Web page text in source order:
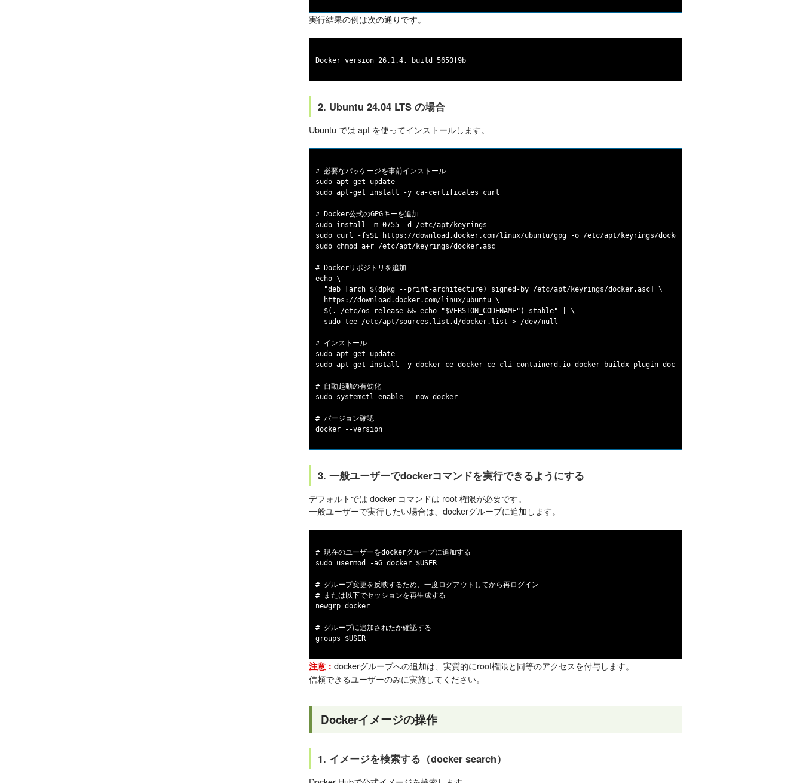
実行結果の例は次の通りです。
2. Ubuntu 24.04 LTS の場合
Ubuntu では apt を使ってインストールします。
# 必要なパッケージを事前インストール
sudo apt-get update
sudo apt-get install -y ca-certificates curl
# Docker公式のGPGキーを追加
sudo install -m 0755 -d /etc/apt/keyrings
sudo curl -fsSL https://download.docker.com/linux/ubuntu/gpg -o /etc/apt/keyrings/docker.asc
sudo chmod a+r /etc/apt/keyrings/docker.asc
# Dockerリポジトリを追加
echo \
  "deb [arch=$(dpkg --print-architecture) signed-by=/etc/apt/keyrings/docker.asc] \
  https://download.docker.com/linux/ubuntu \
  $(. /etc/os-release && echo "$VERSION_CODENAME") stable" | \
  sudo tee /etc/apt/sources.list.d/docker.list > /dev/null
# インストール
sudo apt-get update
sudo apt-get install -y docker-ce docker-ce-cli containerd.io docker-buildx-plugin docker-compose-plugin
# 自動起動の有効化
sudo systemctl enable --now docker
# バージョン確認
3. 一般ユーザーでdockerコマンドを実行できるようにする
デフォルトでは docker コマンドは root 権限が必要です。
一般ユーザーで実行したい場合は、dockerグループに追加します。
# 現在のユーザーをdockerグループに追加する
sudo usermod -aG docker $USER
# グループ変更を反映するため、一度ログアウトしてから再ログイン
# または以下でセッションを再生成する
newgrp docker
# グループに追加されたか確認する
注意： dockerグループへの追加は、実質的にroot権限と同等のアクセスを付与します。
信頼できるユーザーのみに実施してください。
Dockerイメージの操作
1. イメージを検索する（docker search）